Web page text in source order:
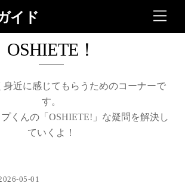
メ
閉
OSHIETE！
身近に感じてもらうためのコーナーで
す。
くんの「OSHIETE!」な疑問を解決し
ていくよ！
05-01